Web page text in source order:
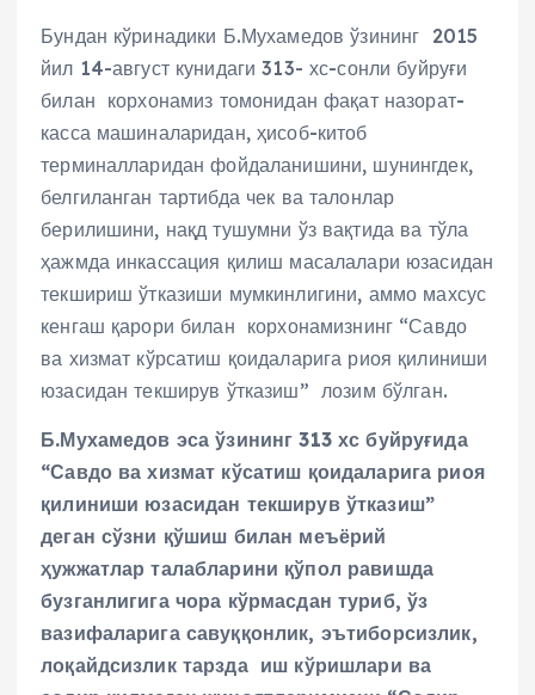
Бундан кўринадики Б.Мухамедов ўзининг 2015
йил 14-август кунидаги 313- хс-сонли буйруғи
билан корхонамиз томонидан фақат назорат-
касса машиналаридан, ҳисоб-китоб
терминалларидан фойдаланишини, шунингдек,
белгиланган тартибда чек ва талонлар
берилишини, нақд тушумни ўз вақтида ва тўла
ҳажмда инкассация қилиш масалалари юзасидан
текшириш ўтказиши мумкинлигини, аммо махсус
кенгаш қарори билан корхонамизнинг “Савдо
ва хизмат кўрсатиш қоидаларига риоя қилиниши
юзасидан текширув ўтказиш” лозим бўлган.
Б.Мухамедов эса ўзининг 313 хс буйруғида
“Савдо ва хизмат кўсатиш қоидаларига риоя
қилиниши юзасидан текширув ўтказиш”
деган сўзни қўшиш билан меъёрий
ҳужжатлар талабларини қўпол равишда
бузганлигига чора кўрмасдан туриб, ўз
вазифаларига савуққонлик, эътиборсизлик,
лоқайдсизлик тарзда иш кўришлари ва